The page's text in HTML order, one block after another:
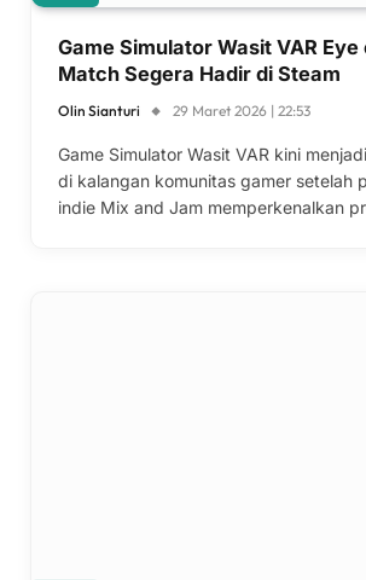
Game Simulator Wasit VAR
Match Segera Hadir di Steam
Olin Sianturi 29 Maret 2026 | 22:53
Game Simulator Wasit VAR kini
di kalangan komunitas gamer setelah
indie Mix and Jam memperkenalkan